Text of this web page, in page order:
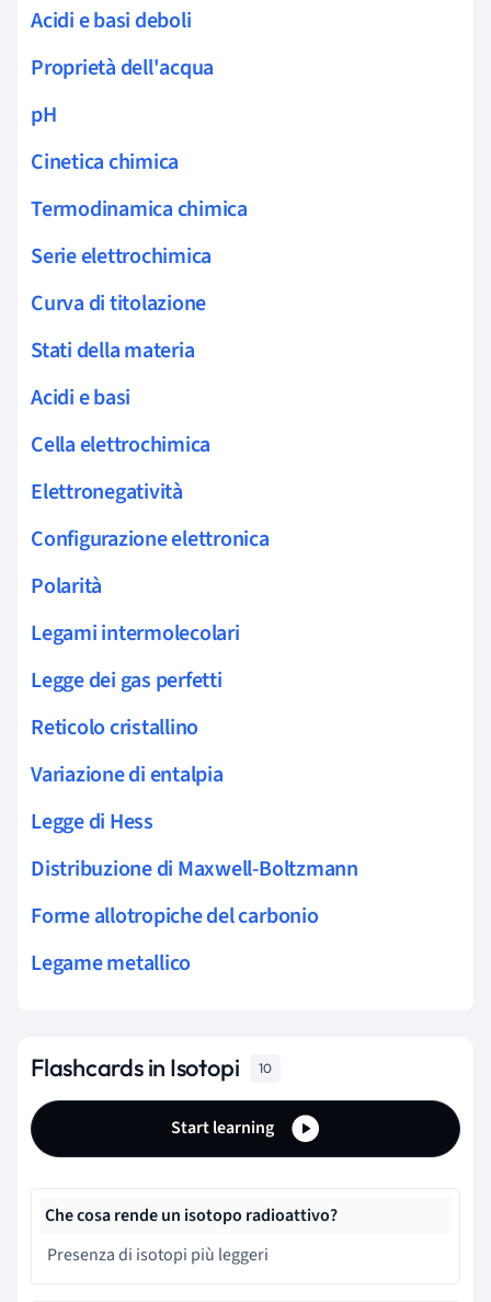
Acidi e basi deboli
Proprietà dell'acqua
pH
Cinetica chimica
Termodinamica chimica
Serie elettrochimica
Curva di titolazione
Stati della materia
Acidi e basi
Cella elettrochimica
Elettronegatività
Configurazione elettronica
Polarità
Legami intermolecolari
Legge dei gas perfetti
Reticolo cristallino
Variazione di entalpia
Legge di Hess
Distribuzione di Maxwell-Boltzmann
Forme allotropiche del carbonio
Legame metallico
Flashcards in Isotopi 10
Start learning
Che cosa rende un isotopo radioattivo?
Presenza di isotopi più leggeri